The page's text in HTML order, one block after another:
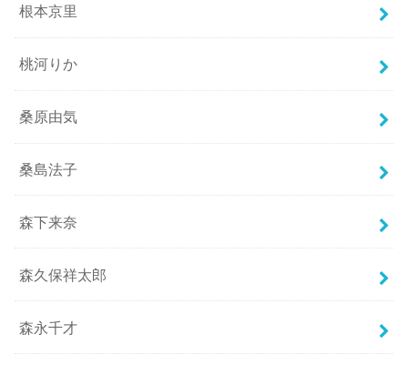
根本京里
桃河りか
桑原由気
桑島法子
森下来奈
森久保祥太郎
森永千才